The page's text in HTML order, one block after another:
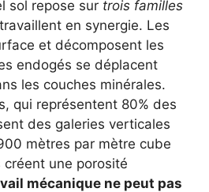
sol repose sur trois familles
en synergie. Les
et décomposent les
endogés se déplacent
les couches minérales.
qui représentent 80% des
des galeries verticales
mètres par mètre cube
une porosité
mécanique ne peut pas